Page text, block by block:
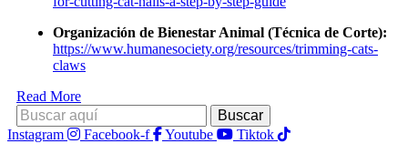
Organización de Bienestar Animal (Técnica de Corte):
https://www.humanesociety.org/resources/trimming-cats-
claws
Read More
Instagram Facebook-f Youtube Tiktok